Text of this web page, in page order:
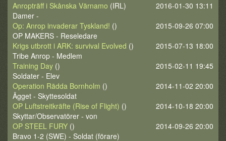
2016-01-30 13:11
Anropträff i Skånska Värnamo (IRL)
Damer -
2015-09-26 07:00
Op: Anrop invaderar Tyskland! ()
OP MAKERS - Reseledare
2015-07-13 18:00
Krigs utbrott i ARK: survival Evolved ()
Tribe Anrop - Medlem
2015-02-11 19:45
Training Day ()
Soldater - Elev
2014-11-02 20:00
Operation Rädda Bornholm ()
Ägget - Skyttesoldat
2014-10-18 20:00
OP Luftstreitkräfte (Rise of Flight) ()
Skyttar/Observatörer - von
2014-09-26 20:00
OP STEEL FURY ()
Bravo 1-2 (SWE) - Soldat (förare)